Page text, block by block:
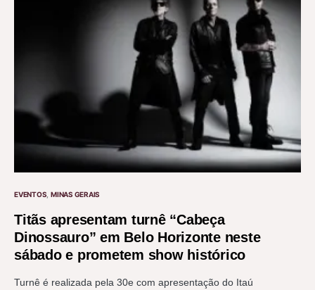
EVENTOS MINAS GERAIS
Titãs apresentam turnê “Cabeça
Dinossauro” em Belo Horizonte neste
sábado e prometem show histórico
Turnê é realizada pela 30e com apresentação do Itaú